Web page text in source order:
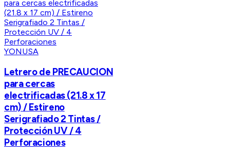
YONUSA
Letrero de PRECAUCION
para cercas
electrificadas (21.8 x 17
cm) / Estireno
Serigrafiado 2 Tintas /
Protección UV / 4
Perforaciones